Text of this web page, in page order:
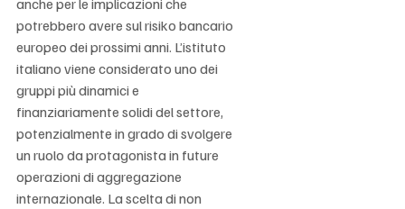
potrebbero avere sul risiko bancario
europeo dei prossimi anni. L’istituto
italiano viene considerato uno dei
gruppi più dinamici e
finanziariamente solidi del settore,
potenzialmente in grado di svolgere
un ruolo da protagonista in future
operazioni di aggregazione
internazionale. La scelta di non